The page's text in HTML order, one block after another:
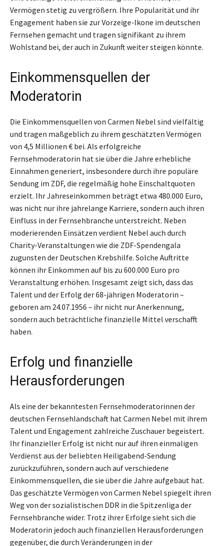
Vermögen stetig zu vergrößern. Ihre Popularität und ihr
Engagement haben sie zur Vorzeige-Ikone im deutschen
Fernsehen gemacht und tragen signifikant zu ihrem
Wohlstand bei, der auch in Zukunft weiter steigen könnte.
Einkommensquellen der
Moderatorin
Die Einkommensquellen von Carmen Nebel sind vielfältig
und tragen maßgeblich zu ihrem geschätzten Vermögen
von 4,5 Millionen € bei. Als erfolgreiche
Fernsehmoderatorin hat sie über die Jahre erhebliche
Einnahmen generiert, insbesondere durch ihre populäre
Sendung im ZDF, die regelmäßig hohe Einschaltquoten
erzielt. Ihr Jahreseinkommen beträgt etwa 480.000 Euro,
was nicht nur ihre jahrelange Karriere, sondern auch ihren
Einfluss in der Fernsehbranche unterstreicht. Neben
moderierenden Einsätzen verdient Nebel auch durch
Charity-Veranstaltungen wie die ZDF-Spendengala
zugunsten der Deutschen Krebshilfe. Solche Auftritte
können ihr Einkommen auf bis zu 600.000 Euro pro
Veranstaltung erhöhen. Insgesamt zeigt sich, dass das
Talent und der Erfolg der 68-jährigen Moderatorin –
geboren am 24.07.1956 – ihr nicht nur Anerkennung,
sondern auch beträchtliche finanzielle Mittel verschafft
haben.
Erfolg und finanzielle
Herausforderungen
Als eine der bekanntesten Fernsehmoderatorinnen der
deutschen Fernsehlandschaft hat Carmen Nebel mit ihrem
Talent und Engagement zahlreiche Zuschauer begeistert.
Ihr finanzieller Erfolg ist nicht nur auf ihren einmaligen
Verdienst aus der beliebten Heiligabend-Sendung
zurückzuführen, sondern auch auf verschiedene
Einkommensquellen, die sie über die Jahre aufgebaut hat.
Das geschätzte Vermögen von Carmen Nebel spiegelt ihren
Weg von der sozialistischen DDR in die Spitzenliga der
Fernsehbranche wider. Trotz ihrer Erfolge sieht sich die
Moderatorin jedoch auch finanziellen Herausforderungen
gegenüber, die durch Veränderungen in der